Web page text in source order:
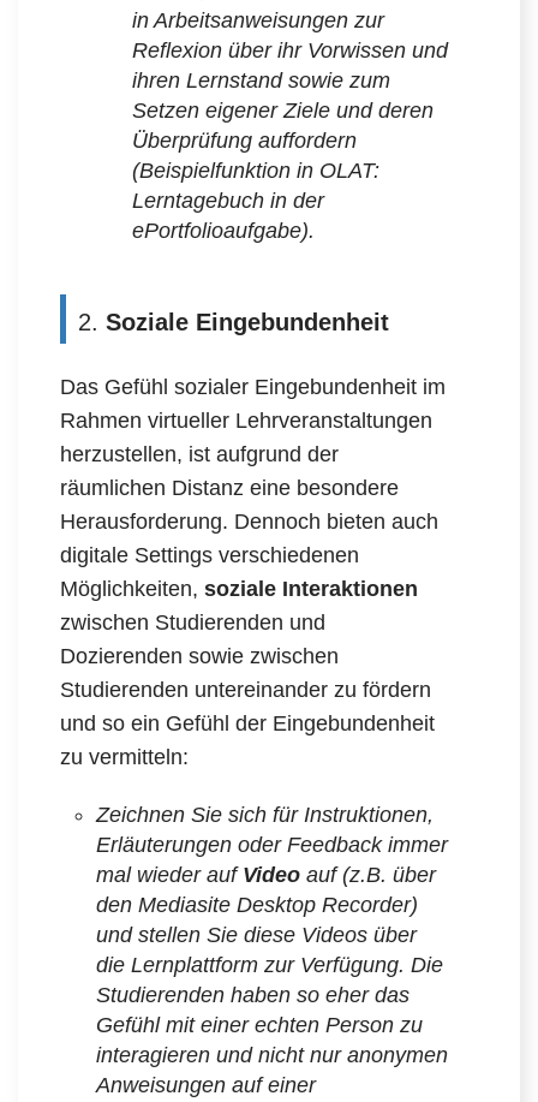
in Arbeitsanweisungen zur
Reflexion über ihr Vorwissen und
ihren Lernstand sowie zum
Setzen eigener Ziele und deren
Überprüfung auffordern
(Beispielfunktion in OLAT:
Lerntagebuch in der
ePortfolioaufgabe).
2. Soziale Eingebundenheit
Das Gefühl sozialer Eingebundenheit im
Rahmen virtueller Lehrveranstaltungen
herzustellen, ist aufgrund der
räumlichen Distanz eine besondere
Herausforderung. Dennoch bieten auch
digitale Settings verschiedenen
Möglichkeiten, soziale Interaktionen
zwischen Studierenden und
Dozierenden sowie zwischen
Studierenden untereinander zu fördern
und so ein Gefühl der Eingebundenheit
zu vermitteln:
Zeichnen Sie sich für Instruktionen,
Erläuterungen oder Feedback immer
mal wieder auf Video auf (z.B. über
den Mediasite Desktop Recorder)
und stellen Sie diese Videos über
die Lernplattform zur Verfügung. Die
Studierenden haben so eher das
Gefühl mit einer echten Person zu
interagieren und nicht nur anonymen
Anweisungen auf einer